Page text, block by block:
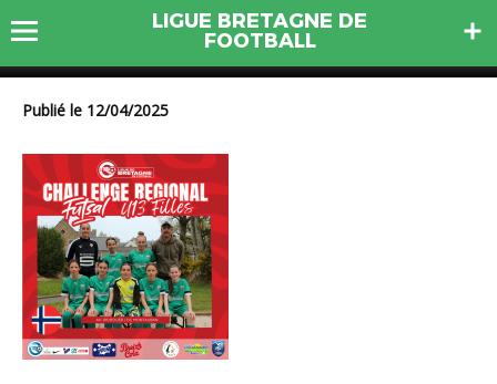
LIGUE BRETAGNE DE
FOOTBALL
28
Publié le 12/04/2025